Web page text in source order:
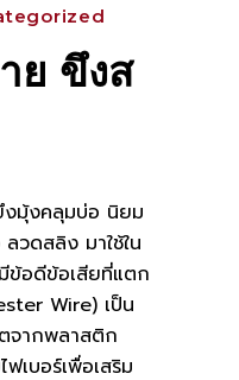
ย ขึงส
มุ้งคลุมบ่อ นิยม
วดสลิง มาใช้ใน
ข้อดีข้อเสียที่แตก
Wire) เป็น
จากพลาสติก
เบอร์เพื่อเสริม